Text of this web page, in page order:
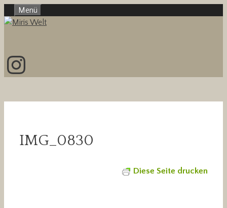
Inhalt
Menü
Instagram
IMG_0830
Diese Seite drucken